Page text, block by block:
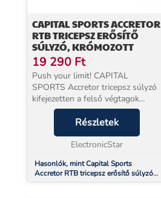
CAPITAL SPORTS ACCRETOR
RTB TRICEPSZ ERŐSÍTŐ
SÚLYZÓ, KRÓMOZOTT
19 290 Ft
Push your limit! CAPITAL
SPORTS Accretor tricepsz súlyzó
kifejezetten a felső végtagok
célzott edzésére lett kifejlesztve,
és helyes gyakorlás esetén a
bicepszet és a tricepszet erősíti. A
fogantyúk ...
Részletek
ElectronicStar
Hasonlók, mint Capital Sports
Accretor RTB tricepsz erősítő súlyzó,
krómozott